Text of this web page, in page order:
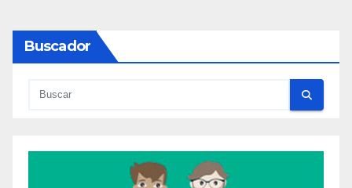
Buscador